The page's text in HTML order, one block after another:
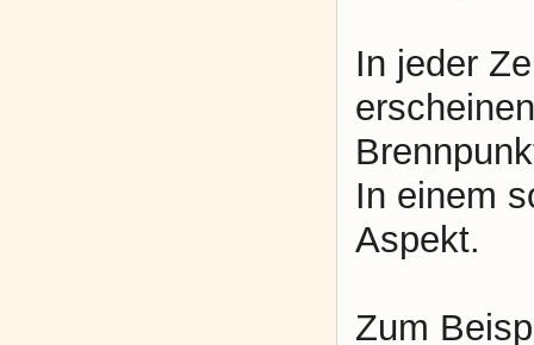
In jeder
In einem
Aspekt.
Zum